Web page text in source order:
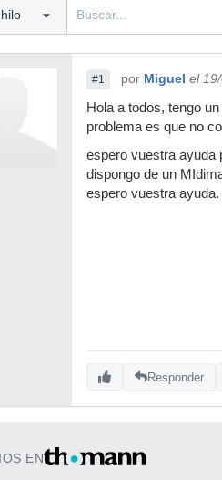
#1 por Miguel el
Hola a todos, tengo
problema es que no
espero vuestra ayuda
dispongo de un
espero vuestra ayuda.
Responder
EN